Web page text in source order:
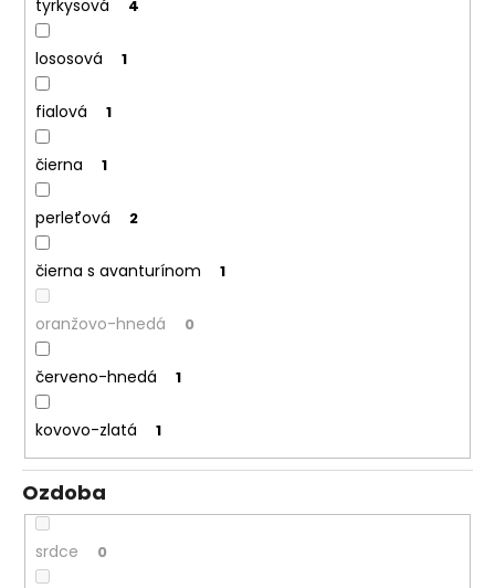
tyrkysová 4
lososová 1
fialová 1
čierna 1
perleťová 2
čierna s avanturínom 1
oranžovo-hnedá 0
červeno-hnedá 1
kovovo-zlatá 1
Ozdoba
srdce 0